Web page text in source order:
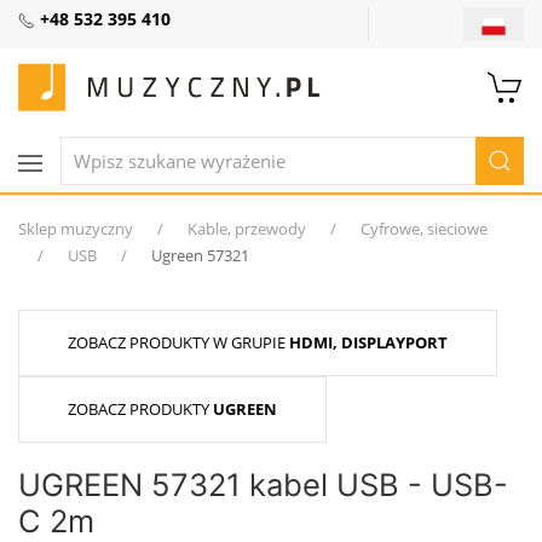
+48 532 395 410
Sklep muzyczny Kable, przewody
Cyfrowe, sieciowe
USB
Ugreen 57321
ZOBACZ PRODUKTY W GRUPIE HDMI, DISPLAYPORT
ZOBACZ PRODUKTY UGREEN
UGREEN 57321 kabel USB - USB-
C 2m